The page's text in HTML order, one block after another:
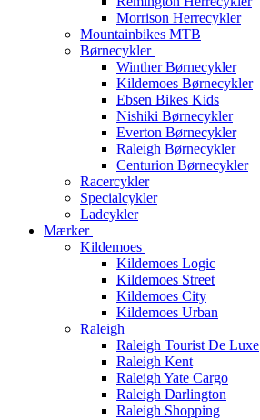
Morrison Herrecykler
Mountainbikes MTB
Børnecykler
Winther Børnecykler
Kildemoes Børnecykler
Ebsen Bikes Kids
Nishiki Børnecykler
Everton Børnecykler
Raleigh Børnecykler
Centurion Børnecykler
Racercykler
Specialcykler
Ladcykler
Mærker
Kildemoes
Kildemoes Logic
Kildemoes Street
Kildemoes City
Kildemoes Urban
Raleigh
Raleigh Tourist De Luxe
Raleigh Kent
Raleigh Yate Cargo
Raleigh Darlington
Raleigh Shopping